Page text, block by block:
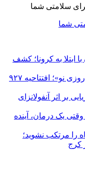
شما
ابتلا به کرونا؛ کشف
رکوردشکنی تاریخی «مرد عنکبوتی: روزی نو»؛ افتتاحیه ۹۲۷
بر اثر آنفولانزای
وقتی یک درمان، آینده
طرح لبخند، این 7 اشتباه را مرتکب نشوید؛
کرج